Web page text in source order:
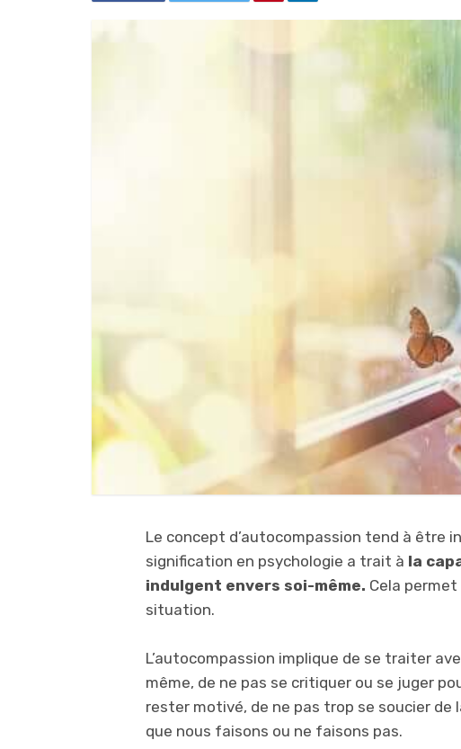
Le concept d’autocompassion tend à être
signification en psychologie a trait à la
indulgent envers soi-même. Cela
situation.
L’autocompassion implique de se traiter
même, de ne pas se critiquer ou se juger
rester motivé, de ne pas trop se soucier de
que nous faisons ou ne faisons pas.